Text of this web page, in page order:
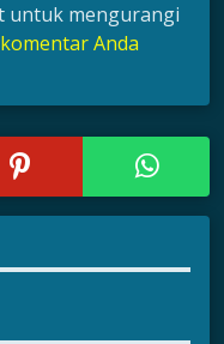
untuk mengurangi
Anda